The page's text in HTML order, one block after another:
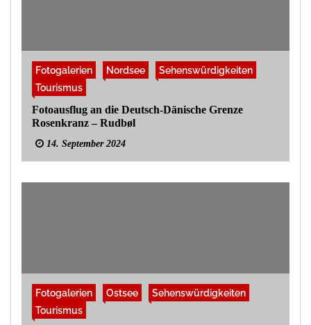
Fotogalerien Nordsee
Sehenswürdigkeiten
Tourismus
Fotoausflug an die Deutsch-Dänische Grenze
Rosenkranz – Rudbøl
14. September 2024
Fotogalerien Ostsee
Sehenswürdigkeiten
Tourismus